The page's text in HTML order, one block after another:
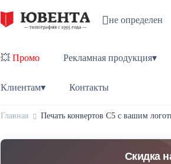
не определен
💥 Промо Рекламная продукция▾
Клиентам▾ Контакты
Главная Печать конвертов С5 с вашим
Скидка